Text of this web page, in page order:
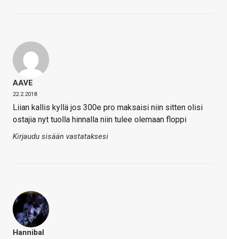
AAVE
22.2.2018
Liian kallis kyllä jos 300e pro maksaisi niin sitten olisi
ostajia nyt tuolla hinnalla niin tulee olemaan floppi
Kirjaudu sisään vastataksesi
Hannibal